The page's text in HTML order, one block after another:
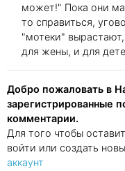
может!" Пока они
то справиться,
"мотеки"
для жены, и для
Добро пожаловать в
зарегистрированные
комментарии.
Для того чтобы
войти или создать
аккаунт